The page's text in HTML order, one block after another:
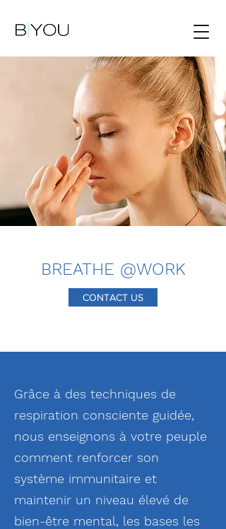
BREATHE @WORK
CONTACT US
Grâce à des techniques de
respiration consciente guidée,
nous enseignons à votre peuple
comment renforcer son
système immunitaire et
maintenir un niveau élevé de
bien-être mental, les bases les